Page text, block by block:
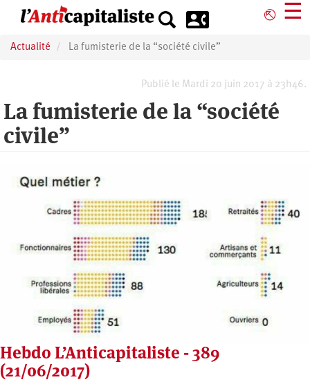
principal
⎋ ☰
Actualité La fumisterie de la “société civile”
Publié le Mardi 20 juin 2017 à 23h46.
La fumisterie de la “société
civile”
Hebdo L’Anticapitaliste - 389
(21/06/2017)